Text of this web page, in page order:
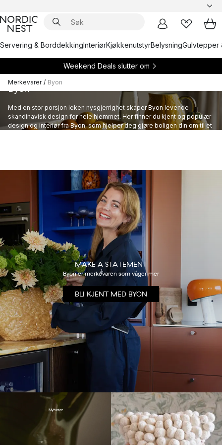
Servering & BorddekkingInteriørKjøkkenutstyrBelysningGulvtepper
Weekend Deals slutter om
Merkevarer / Byon
Byon
Med en stor porsjon leken nysgjerrighet skaper Byon levende
skandinavisk design for hele hjemmet. Her finner du kjent og populær
design og interiør fra Byon, som hjelper deg gjøre boligen din om til et
MAKE A STATEMENT
Byon er merkevaren som våger mer
BLI KJENT MED BYON
Nyheter